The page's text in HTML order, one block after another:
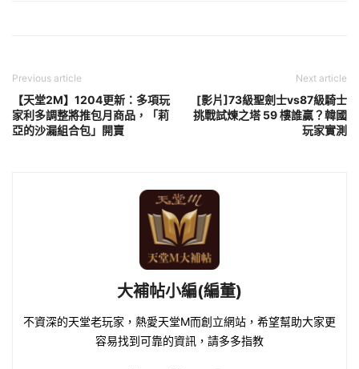
Previous article
【天堂2M】1204更新：多項玩
家利多調整將推包月商品，「莉
亞的沙漏組合包」開賣
Next article
[影片]73級聖劍士vs87級騎士
挑戰試煉之塔 59 樓誰贏？韓國
玩家實測
大補帖小編(編董)
不資深的天堂老玩家，熱愛天堂M而創立網站，希望幫助大家更
容易找到可靠的資訊，請多多指教